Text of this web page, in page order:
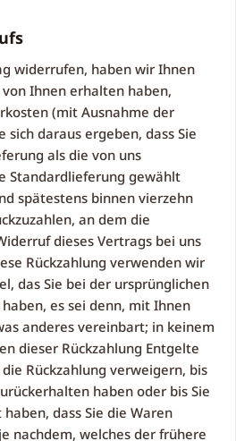
widerrufen, haben wir Ihnen
Ihnen erhalten haben,
(mit Ausnahme der
sich daraus ergeben, dass Sie
als die von uns
Standardlieferung gewählt
spätestens binnen vierzehn
an dem die
dieses Vertrags bei uns
Rückzahlung verwenden wir
das Sie bei der ursprünglichen
es sei denn, mit Ihnen
anderes vereinbart; in keinem
dieser Rückzahlung Entgelte
Rückzahlung verweigern, bis
haben oder bis Sie
dass Sie die Waren
nachdem, welches der frühere